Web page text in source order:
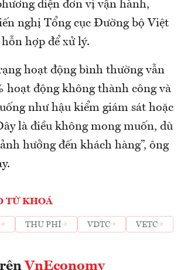
diện đơn vị vận hành,
nghị Tổng cục Đường bộ Việt
hợp để xử lý.
hoạt động bình thường vẫn
hoạt động không thành công và
như hậu kiểm giám sát hoặc
là điều không mong muốn, dù
hưởng đến khách hàng”, ông
TỪ KHOÁ
THU PHÍ VDTC VETC
VnEconomy